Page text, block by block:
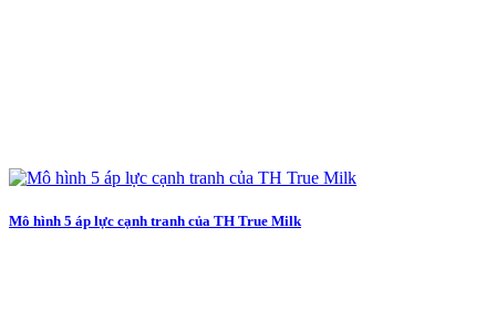
Mô hình 5 áp lực cạnh tranh của TH True Milk